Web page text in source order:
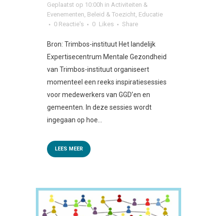
Geplaatst op 10:00h in Activiteiten &
Evenementen Beleid & Toezicht Educatie
0 Reactie's
0 Likes Share
Bron: Trimbos-instituut Het landelijk
Expertisecentrum Mentale Gezondheid
van Trimbos-instituut organiseert
momenteel een reeks inspiratiesessies
voor medewerkers van GGD’en en
gemeenten. In deze sessies wordt
ingegaan op hoe...
LEES MEER